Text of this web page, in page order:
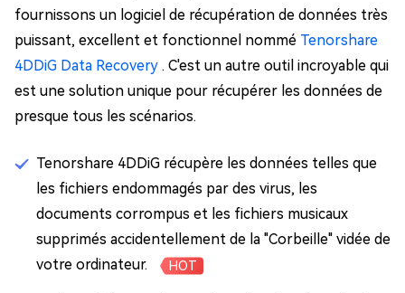
fournissons un logiciel de récupération de données très
puissant, excellent et fonctionnel nommé Tenorshare
4DDiG Data Recovery . C'est un autre outil incroyable qui
est une solution unique pour récupérer les données de
presque tous les scénarios.
Tenorshare 4DDiG récupère les données telles que
les fichiers endommagés par des virus, les
documents corrompus et les fichiers musicaux
supprimés accidentellement de la "Corbeille" vidée de
votre ordinateur.
HOT